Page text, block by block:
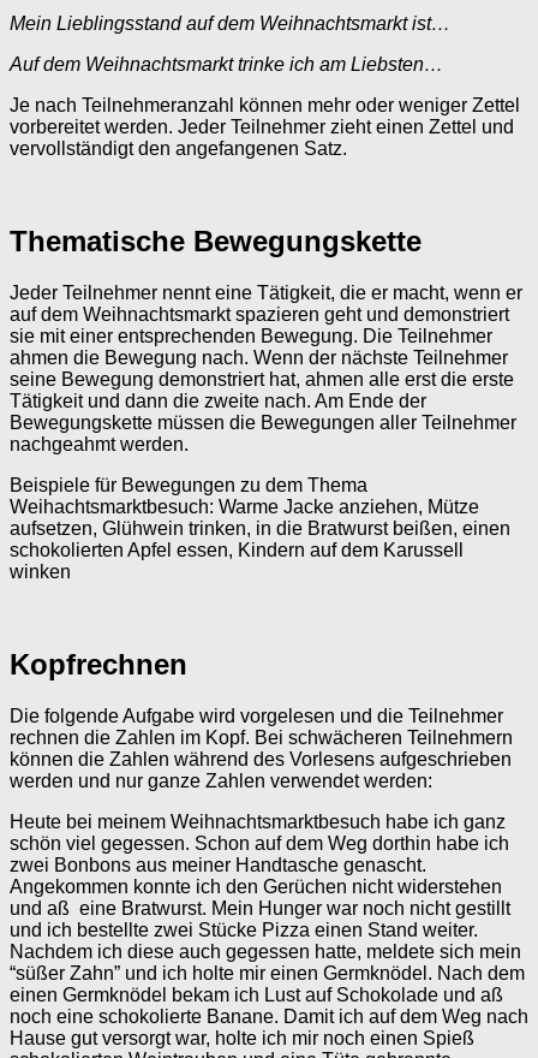
Mein Lieblingsstand auf dem Weihnachtsmarkt ist…
Auf dem Weihnachtsmarkt trinke ich am Liebsten…
Je nach Teilnehmeranzahl können mehr oder weniger Zettel
vorbereitet werden. Jeder Teilnehmer zieht einen Zettel und
vervollständigt den angefangenen Satz.
Thematische Bewegungskette
Jeder Teilnehmer nennt eine Tätigkeit, die er macht, wenn er
auf dem Weihnachtsmarkt spazieren geht und demonstriert
sie mit einer entsprechenden Bewegung. Die Teilnehmer
ahmen die Bewegung nach. Wenn der nächste Teilnehmer
seine Bewegung demonstriert hat, ahmen alle erst die erste
Tätigkeit und dann die zweite nach. Am Ende der
Bewegungskette müssen die Bewegungen aller Teilnehmer
nachgeahmt werden.
Beispiele für Bewegungen zu dem Thema
Weihachtsmarktbesuch: Warme Jacke anziehen, Mütze
aufsetzen, Glühwein trinken, in die Bratwurst beißen, einen
schokolierten Apfel essen, Kindern auf dem Karussell
winken
Kopfrechnen
Die folgende Aufgabe wird vorgelesen und die Teilnehmer
rechnen die Zahlen im Kopf. Bei schwächeren Teilnehmern
können die Zahlen während des Vorlesens aufgeschrieben
werden und nur ganze Zahlen verwendet werden:
Heute bei meinem Weihnachtsmarktbesuch habe ich ganz
schön viel gegessen. Schon auf dem Weg dorthin habe ich
zwei Bonbons aus meiner Handtasche genascht.
Angekommen konnte ich den Gerüchen nicht widerstehen
und aß eine Bratwurst. Mein Hunger war noch nicht gestillt
und ich bestellte zwei Stücke Pizza einen Stand weiter.
Nachdem ich diese auch gegessen hatte, meldete sich mein
“süßer Zahn” und ich holte mir einen Germknödel. Nach dem
einen Germknödel bekam ich Lust auf Schokolade und aß
noch eine schokolierte Banane. Damit ich auf dem Weg nach
Hause gut versorgt war, holte ich mir noch einen Spieß